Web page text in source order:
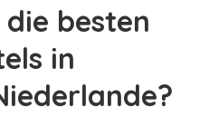
besten
in